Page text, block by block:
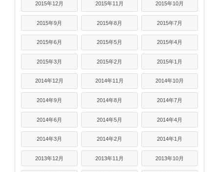
2015年12月 2015年11月 2015年10月
2015年9月 2015年8月 2015年7月
2015年6月 2015年5月 2015年4月
2015年3月 2015年2月 2015年1月
2014年12月 2014年11月 2014年10月
2014年9月 2014年8月 2014年7月
2014年6月 2014年5月 2014年4月
2014年3月 2014年2月 2014年1月
2013年12月 2013年11月 2013年10月